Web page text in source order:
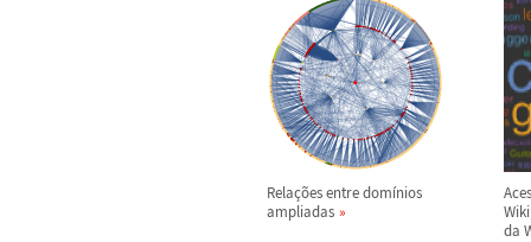
Relações entre domínios
ampliadas
da